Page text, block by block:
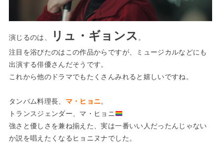
演じるのは、 リュ・ギョンス 。
注目を浴びたのはこの作品からですが、ミュージカルなどにも
出演する俳優さんだそうです。
これから他のドラマでもたくさんみれると嬉しいですね。
タンバム料理長、 マ・ヒョニ。
トランスジェンダー、マ・ヒョニ
強さと優しさを兼ね揃えた、実は一番いい人だったんじゃない
か説を唱えたくなるヒョニヌナでした。